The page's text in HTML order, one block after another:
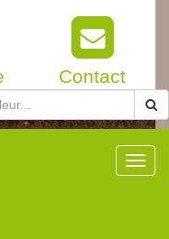
Contact